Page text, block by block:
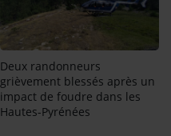
Deux randonneurs
grièvement blessés après un
impact de foudre dans les
Hautes-Pyrénées